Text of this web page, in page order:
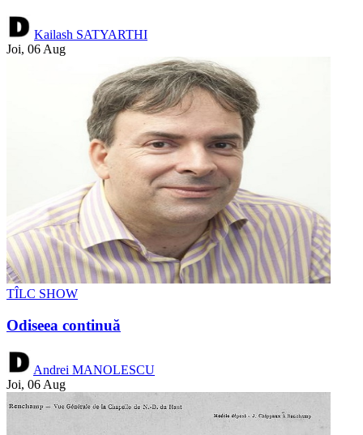
Kailash SATYARTHI
Joi, 06 Aug
TÎLC SHOW
Odiseea continuă
Andrei MANOLESCU
Joi, 06 Aug